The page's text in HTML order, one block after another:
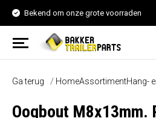
Bekend om onze grote voorraden
Ga terug HomeAssortimentHang-
Oogbout M8x13mm.